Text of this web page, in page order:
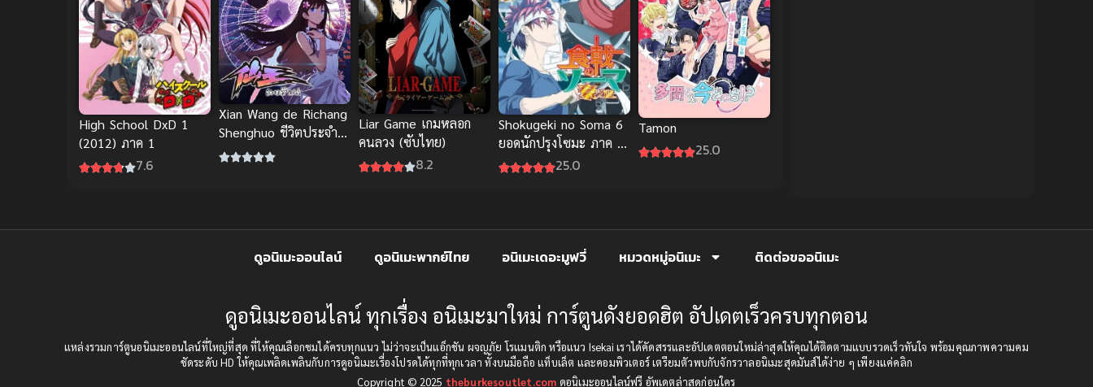
High School DxD 1
(2012) ภาค 1
7.6
Xian Wang de Richang
Shenghuo ชีวิตประจำ
วันของราชาแห่งเซียน
แห่งเซียน ภาค 1
Liar Game เกมหลอก
คนลวง (ซับไทย)
8.2
Shokugeki no Soma 6
ยอดนักปรุงโซมะ ภาค 6
ซับไทย
25.0
Tamon
25.0
Crime(8)
Crime อาชญากรรม(10)
ดูอนิเมะออนไลน์ ดูอนิเมะพากย์ไทย อนิเมะเดอะมูฟวี่ หมวดหมู่อนิเมะ ติดต่อขออนิเมะ
ดูอนิเมะออนไลน์ ทุกเรื่อง อนิเมะมาใหม่ การ์ตูนดังยอดฮิต อัปเดตเร็วครบทุกตอน
แหล่งรวมการ์ตูนอนิเมะออนไลน์ที่ใหญ่ที่สุด ที่ให้คุณเลือกชมได้ครบทุกแนว ไม่ว่าจะเป็นแอ็กชัน ผจญภัย โรแมนติก หรือแนว Isekai เราได้คัดสรรและอัปเดตตอนใหม่ล่าสุดให้คุณได้ติดตามแบบรวดเร็วทันใจ พร้อมคุณภาพความคม
ชัดระดับ HD ให้คุณเพลิดเพลินกับการดูอนิเมะเรื่องโปรดได้ทุกที่ทุกเวลา ทั้งบนมือถือ แท็บเล็ต และคอมพิวเตอร์ เตรียมตัวพบกับจักรวาลอนิเมะสุดมันส์ได้ง่าย ๆ เพียงแค่คลิก
Copyright © 2025 theburkesoutlet.com ดูอนิเมะออนไลน์ฟรี อัพเดตล่าสุดก่อนใคร